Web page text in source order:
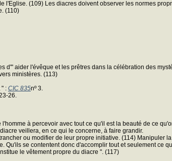
(109) Les diacres doivent observer les normes
(110)
aider l'évêque et les prêtres dans la célébration des
ministères. (113)
: CIC 835nº 3.
26.
à percevoir avec tout ce qu'il est la beauté de ce
veillera, en ce qui le concerne, à faire grandir.
ou modifier de leur propre initiative. (114) Manipuler
se contentent donc d'accomplir tout et seulement ce
le vêtement propre du diacre ". (117)